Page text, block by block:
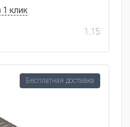
1 клик
1.15
Бесплатная доставка